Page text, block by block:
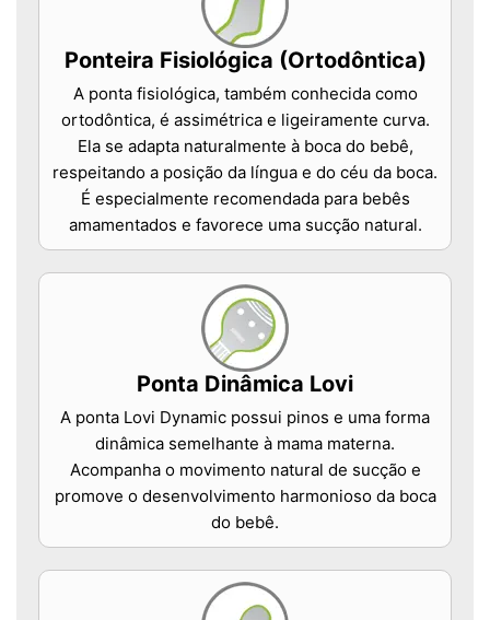
Ponteira Fisiológica (Ortodôntica)
A ponta fisiológica, também conhecida como
ortodôntica, é assimétrica e ligeiramente curva.
Ela se adapta naturalmente à boca do bebê,
respeitando a posição da língua e do céu da boca.
É especialmente recomendada para bebês
amamentados e favorece uma sucção natural.
Ponta Dinâmica Lovi
A ponta Lovi Dynamic possui pinos e uma forma
dinâmica semelhante à mama materna.
Acompanha o movimento natural de sucção e
promove o desenvolvimento harmonioso da boca
do bebê.